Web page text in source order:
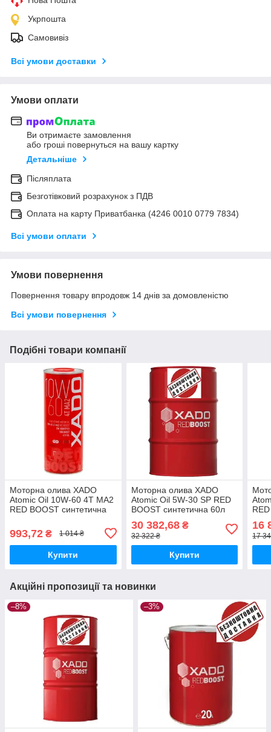
Укрпошта
Самовивіз
Всі умови доставки
Умови оплати
Ви отримаєте замовлення
або гроші повернуться на вашу картку
Детальніше
Післяплата
Безготівковий розрахунок з ПДВ
Оплата на карту Приватбанка (4246 0010 0779 7834)
Всі умови оплати
Умови повернення
Повернення товару впродовж 14 днів за домовленістю
Всі умови повернення
Подібні товари компанії
Моторна олива XADO
Atomic Oil 10W-60 4T MA2
RED BOOST синтетична
993,72 ₴ 1 014 ₴
Купити
Моторна олива XADO
Atomic Oil 5W-30 SP RED
BOOST синтетична 60л
30 382,68₴
32 322 ₴
Купити
16
17
Акційні пропозиції та новинки
–8% –3%